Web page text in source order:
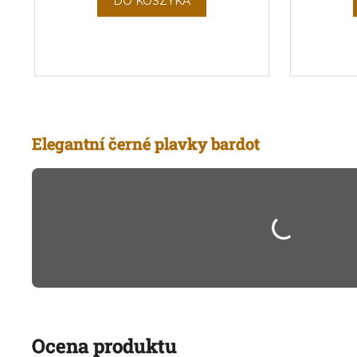
Elegantní černé plavky bardot
Ocena produktu